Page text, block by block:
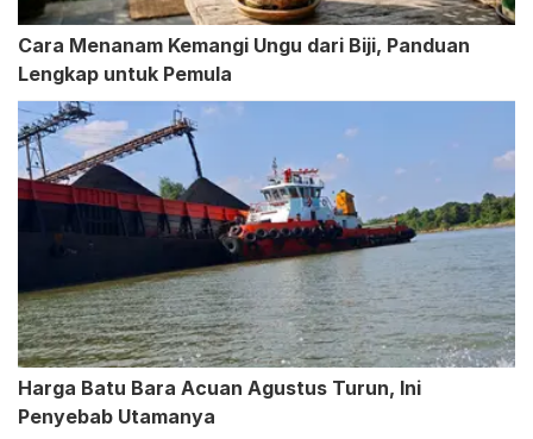
Cara Menanam Kemangi Ungu dari Biji, Panduan
Lengkap untuk Pemula
Harga Batu Bara Acuan Agustus Turun, Ini
Penyebab Utamanya